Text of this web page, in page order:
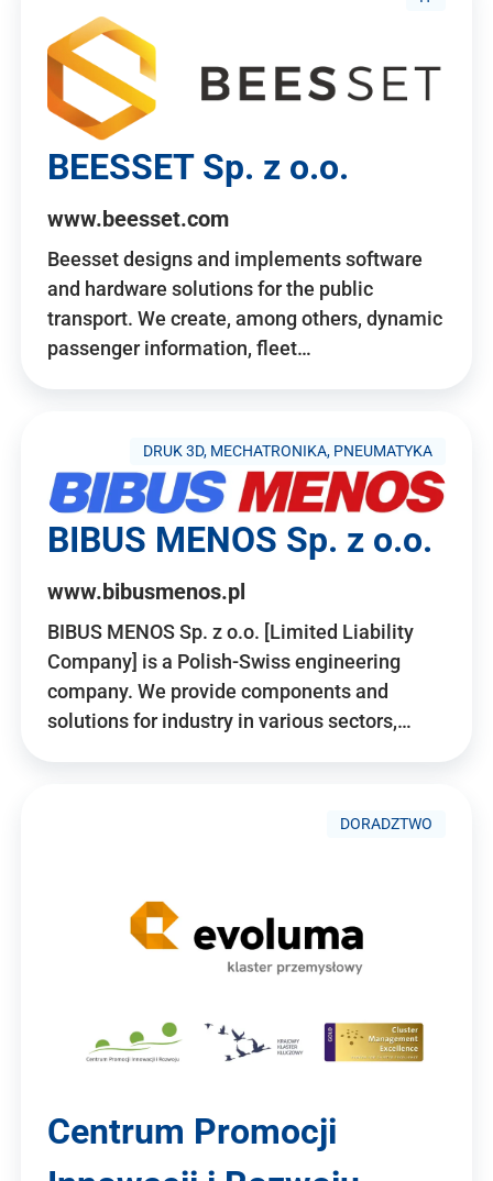
BEESSET Sp. z o.o.
www.beesset.com
Beesset designs and implements software
and hardware solutions for the public
transport. We create, among others, dynamic
passenger information, fleet…
DRUK 3D, MECHATRONIKA, PNEUMATYKA
BIBUS MENOS Sp. z o.o.
www.bibusmenos.pl
BIBUS MENOS Sp. z o.o. [Limited Liability
Company] is a Polish-Swiss engineering
company. We provide components and
solutions for industry in various sectors,…
DORADZTWO
Centrum Promocji